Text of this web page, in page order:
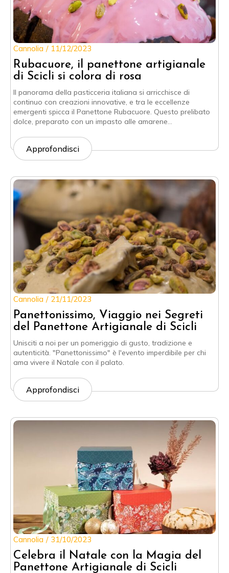
Rubacuore, il panettone artigianale
di Scicli si colora di rosa
Cannolia 11/12/2023
Il panorama della pasticceria italiana si arricchisce di
continuo con creazioni innovative, e tra le eccellenze
emergenti spicca il Panettone Rubacuore. Questo prelibato
dolce, preparato con un impasto alle amarene…
Approfondisci
Panettonissimo, Viaggio nei Segreti
del Panettone Artigianale di Scicli
Cannolia 21/11/2023
Unisciti a noi per un pomeriggio di gusto, tradizione e
autenticità. "Panettonissimo" è l'evento imperdibile per chi
ama vivere il Natale con il palato.
Approfondisci
Celebra il Natale con la Magia del
Panettone Artigianale di Scicli
Cannolia 31/10/2023